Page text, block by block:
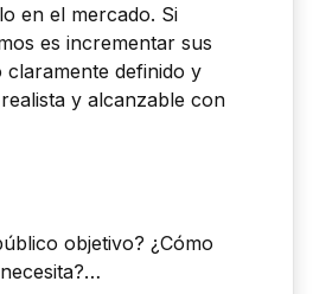
en el mercado. Si
es incrementar sus
claramente definido y
y alcanzable con
objetivo? ¿Cómo